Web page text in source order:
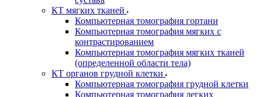
КТ мягких тканей
Компьютерная томография гортани
Компьютерная томография мягких с
контрастированием
Компьютерная томография мягких тканей
(определенной области тела)
КТ органов грудной клетки
Компьютерная томография грудной клетки
Компьютерная томография легких